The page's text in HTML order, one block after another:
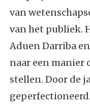
van
van het publiek.
Aduen Darriba
naar een manier
stellen. Door de
geperfectioneerd.